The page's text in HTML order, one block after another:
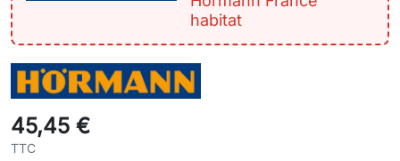
habitat
45,45 €
TTC